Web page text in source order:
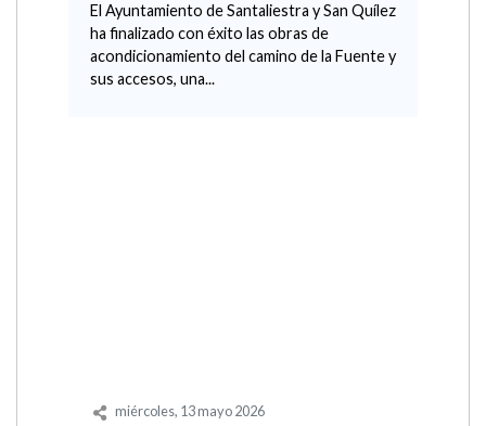
El Ayuntamiento de Santaliestra y San Quílez
ha finalizado con éxito las obras de
acondicionamiento del camino de la Fuente y
sus accesos, una...
miércoles, 13 mayo 2026